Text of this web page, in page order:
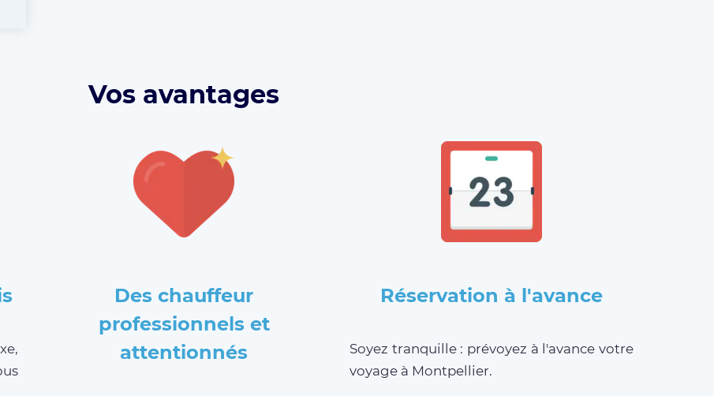
Vos avantages
Des chauffeur
professionnels et
attentionnés
Réservation à l'avance
Soyez tranquille : prévoyez à l'avance votre
voyage à Montpellier.